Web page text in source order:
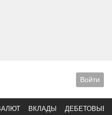
Войти
ВКЛАДЫ ДЕБЕТОВЫЕ